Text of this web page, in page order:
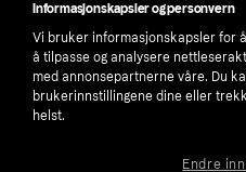
Informasjonskapsler og personvern
Vi bruker informasjonskapsler for
å tilpasse og analysere
med annonsepartnerne våre. Du
brukerinnstillingene dine eller
helst.
Endre